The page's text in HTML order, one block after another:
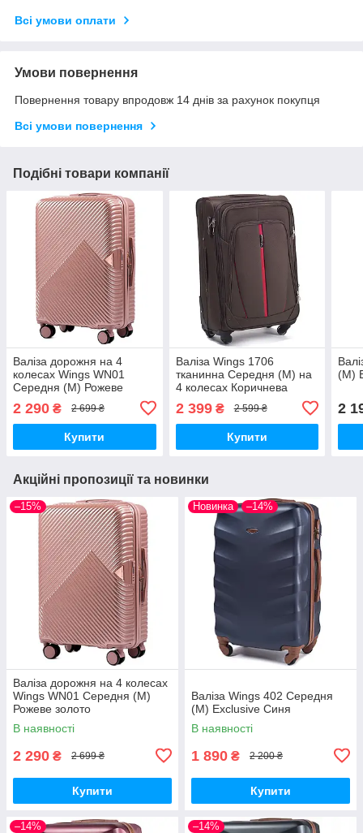
Всі умови оплати
Умови повернення
Повернення товару впродовж 14 днів за рахунок покупця
Всі умови повернення
Подібні товари компанії
Валіза дорожня на 4
колесах Wings WN01
Середня (M) Рожеве
2 290 ₴ 2 699 ₴
Купити
Валіза Wings 1706
тканинна Середня (M) на
4 колесах Коричнева
2 399₴ 2 599 ₴
Купити
(M)
2
Акційні пропозиції та новинки
–15%
Валіза дорожня на 4 колесах
Wings WN01 Середня (M)
Рожеве золото
В наявності
2 290 ₴ 2 699 ₴
Купити
Новинка –14%
Валіза Wings 402 Середня
(M) Exclusive Синя
В наявності
1 890 ₴ 2 200 ₴
Купити
–14% –14%